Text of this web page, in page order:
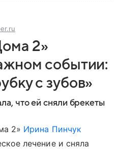
2»
событии:
с зубов»
что ей сняли брекеты
2» Ирина Пинчук
лечение и сняла